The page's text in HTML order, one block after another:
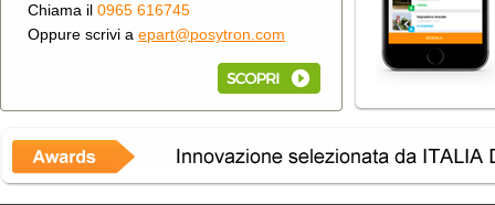
Chiama il 0965 616745
Oppure scrivi a epart@posytron.com